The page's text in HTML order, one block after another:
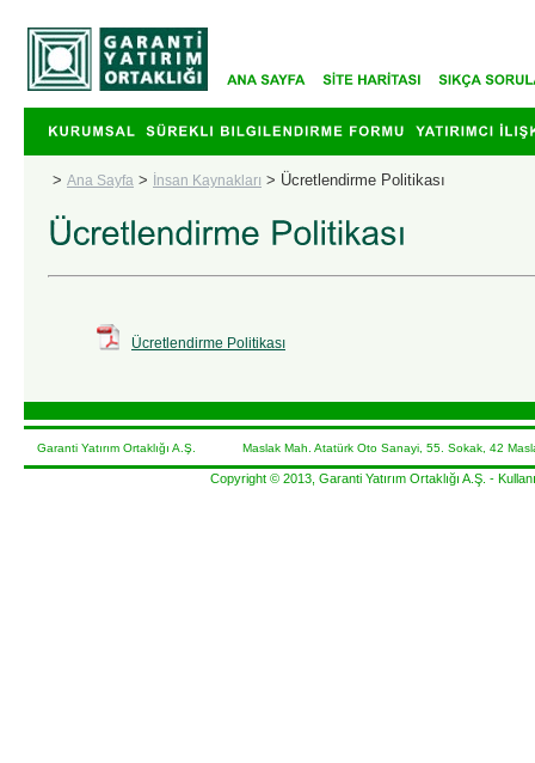
> Ana Sayfa > İnsan Kaynakları > Ücretlendirme Politikası
Ücretlendirme Politikası
Garanti Yatırım Ortaklığı A.Ş. Maslak Mah. Atatürk Oto Sanayi, 55. Sokak, 42
Copyright © 2013, Garanti Yatırım Ortaklığı A.Ş. -